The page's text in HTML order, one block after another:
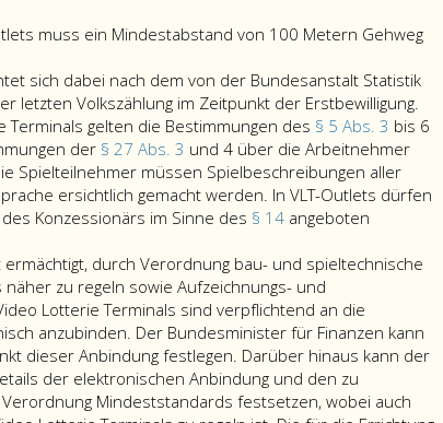
muss ein Mindestabstand von 100 Metern Gehweg
sich dabei nach dem von der Bundesanstalt Statistik
letzten Volkszählung im Zeitpunkt der Erstbewilligung.
Terminals gelten die Bestimmungen des § 5 Abs. 3 bis 6
der § 27 Abs. 3 und 4 über die Arbeitnehmer
Spielteilnehmer müssen Spielbeschreibungen aller
ersichtlich gemacht werden. In VLT-Outlets dürfen
Konzessionärs im Sinne des § 14 angeboten
durch Verordnung bau- und spieltechnische
zu regeln sowie Aufzeichnungs- und
Lotterie Terminals sind verpflichtend an die
anzubinden. Der Bundesminister für Finanzen kann
dieser Anbindung festlegen. Darüber hinaus kann der
der elektronischen Anbindung und den zu
Mindeststandards festsetzen, wobei auch